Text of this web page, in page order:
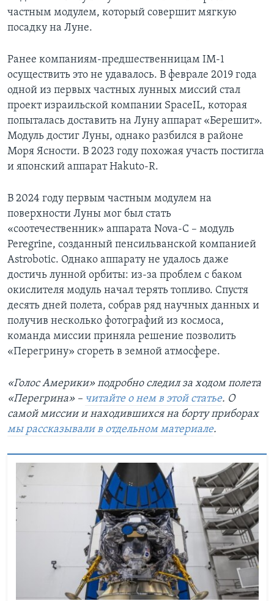
частным модулем, который совершит мягкую
посадку на Луне.
Ранее компаниям-предшественницам IM-1
осуществить это не удавалось. В феврале 2019 года
одной из первых частных лунных миссий стал
проект израильской компании SpaceIL, которая
попыталась доставить на Луну аппарат «Берешит».
Модуль достиг Луны, однако разбился в районе
Моря Ясности. В 2023 году похожая участь постигла
и японский аппарат Hakuto-R.
В 2024 году первым частным модулем на
поверхности Луны мог был стать
«соотечественник» аппарата Nova-C – модуль
Peregrine, созданный пенсильванской компанией
Astrobotic. Однако аппарату не удалось даже
достичь лунной орбиты: из-за проблем с баком
окислителя модуль начал терять топливо. Спустя
десять дней полета, собрав ряд научных данных и
получив несколько фотографий из космоса,
команда миссии приняла решение позволить
«Перегрину» сгореть в земной атмосфере.
«Голос Америки» подробно следил за ходом полета
«Перегрина» – читайте о нем в этой статье. О
самой миссии и находившихся на борту приборах
мы рассказывали в отдельном материале.